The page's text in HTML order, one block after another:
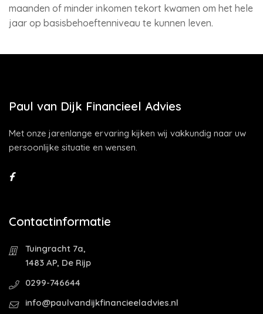
maanden of minder inkomen tekort kwamen om het hele
jaar op basisbehoeftenniveau te kunnen leven.
Paul van Dijk Financieel Advies
Met onze jarenlange ervaring kijken wij vakkundig naar uw
persoonlijke situatie en wensen.
Contactinformatie
Tuingracht 7a,
1483 AP, De Rijp
0299-746644
info@paulvandijkfinancieeladvies.nl